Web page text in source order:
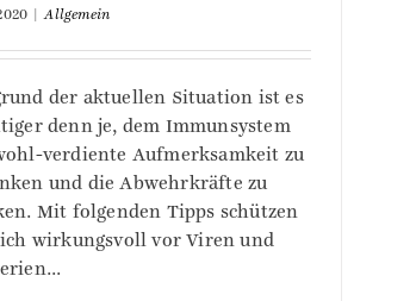
Allgemein
der aktuellen Situation ist es
denn je, dem Immunsystem
verdiente Aufmerksamkeit zu
und die Abwehrkräfte zu
Mit folgenden Tipps schützen
wirkungsvoll vor Viren und